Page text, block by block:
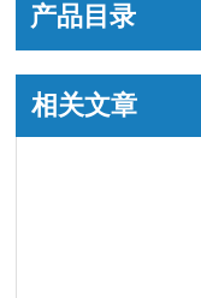
产品目录
相关文章